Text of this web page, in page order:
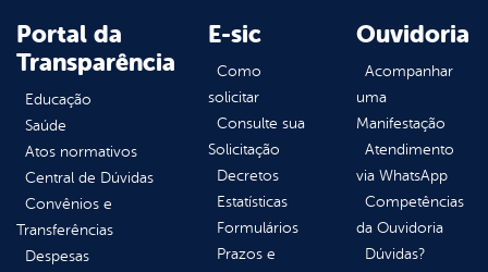
Portal da
Transparência
Educação
Saúde
Atos normativos
Central de Dúvidas
Convênios e
Transferências
Despesas
E-sic
Como
solicitar
Consulte sua
Solicitação
Decretos
Estatísticas
Formulários
Prazos e
Ouvidoria
Acompanhar
uma
Manifestação
Atendimento
via WhatsApp
Competências
da Ouvidoria
Dúvidas?